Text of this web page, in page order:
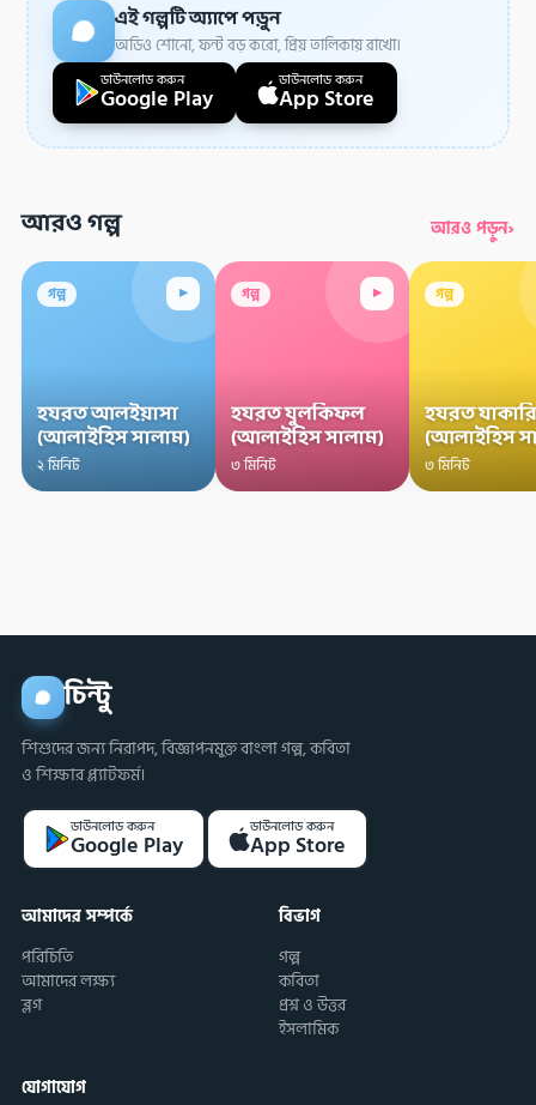
এই গল্পটি অ্যাপে পড়ুন
অডিও শোনো, ফন্ট বড় করো, প্রিয় তালিকায় রাখো।
ডাউনলোড করুন
Google Play
ডাউনলোড করুন
App Store
আরও গল্প আরও পড়ুন›
গল্প ▸
হযরত আলইয়াসা
(আলাইহিস সালাম)
২ মিনিট
গল্প ▸
হযরত যুলকিফল
(আলাইহিস সালাম)
৩ মিনিট
গল্প
হযরত
(আলাইহিস
৩ মিনিট
চিন্টু
শিশুদের জন্য নিরাপদ, বিজ্ঞাপনমুক্ত বাংলা গল্প, কবিতা
ও শিক্ষার প্ল্যাটফর্ম।
ডাউনলোড করুন
Google Play
ডাউনলোড করুন
App Store
আমাদের সম্পর্কে
পরিচিতি
আমাদের লক্ষ্য
ব্লগ
বিভাগ
গল্প
কবিতা
প্রশ্ন ও উত্তর
ইসলামিক
যোগাযোগ